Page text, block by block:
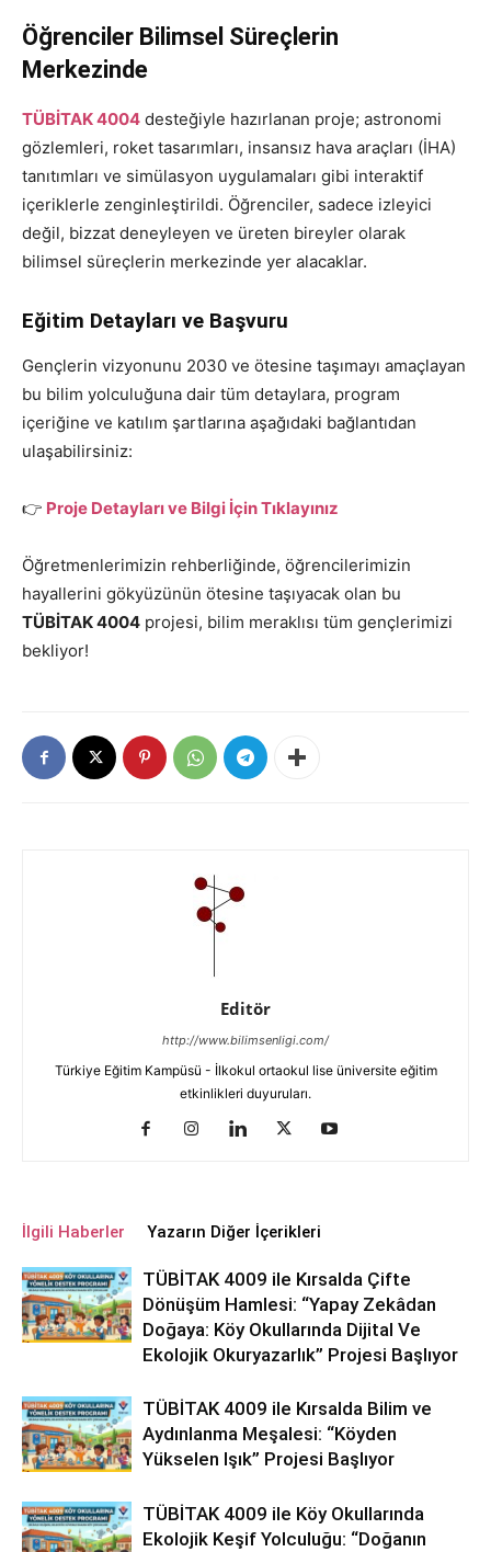
Öğrenciler Bilimsel Süreçlerin
Merkezinde
TÜBİTAK 4004 desteğiyle hazırlanan proje; astronomi
gözlemleri, roket tasarımları, insansız hava araçları (İHA)
tanıtımları ve simülasyon uygulamaları gibi interaktif
içeriklerle zenginleştirildi. Öğrenciler, sadece izleyici
değil, bizzat deneyleyen ve üreten bireyler olarak
bilimsel süreçlerin merkezinde yer alacaklar.
Eğitim Detayları ve Başvuru
Gençlerin vizyonunu 2030 ve ötesine taşımayı amaçlayan
bu bilim yolculuğuna dair tüm detaylara, program
içeriğine ve katılım şartlarına aşağıdaki bağlantıdan
ulaşabilirsiniz:
👉 Proje Detayları ve Bilgi İçin Tıklayınız
Öğretmenlerimizin rehberliğinde, öğrencilerimizin
hayallerini gökyüzünün ötesine taşıyacak olan bu
TÜBİTAK 4004 projesi, bilim meraklısı tüm gençlerimizi
bekliyor!
Editör
http://www.bilimsenligi.com/
Türkiye Eğitim Kampüsü - İlkokul ortaokul lise üniversite eğitim
etkinlikleri duyuruları.
İlgili Haberler Yazarın Diğer İçerikleri
TÜBİTAK 4009 ile Kırsalda Çifte
Dönüşüm Hamlesi: “Yapay Zekâdan
Doğaya: Köy Okullarında Dijital Ve
Ekolojik Okuryazarlık” Projesi Başlıyor
TÜBİTAK 4009 ile Kırsalda Bilim ve
Aydınlanma Meşalesi: “Köyden
Yükselen Işık” Projesi Başlıyor
TÜBİTAK 4009 ile Köy Okullarında
Ekolojik Keşif Yolculuğu: “Doğanın